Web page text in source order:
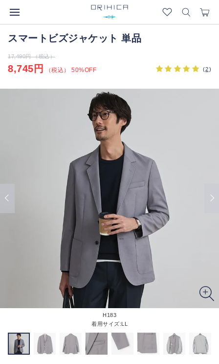
スマートビズジャケット 単品
17,490円 （税込）
8,745円 （税込） 50%OFF (2)
H183
着用サイズ:LL